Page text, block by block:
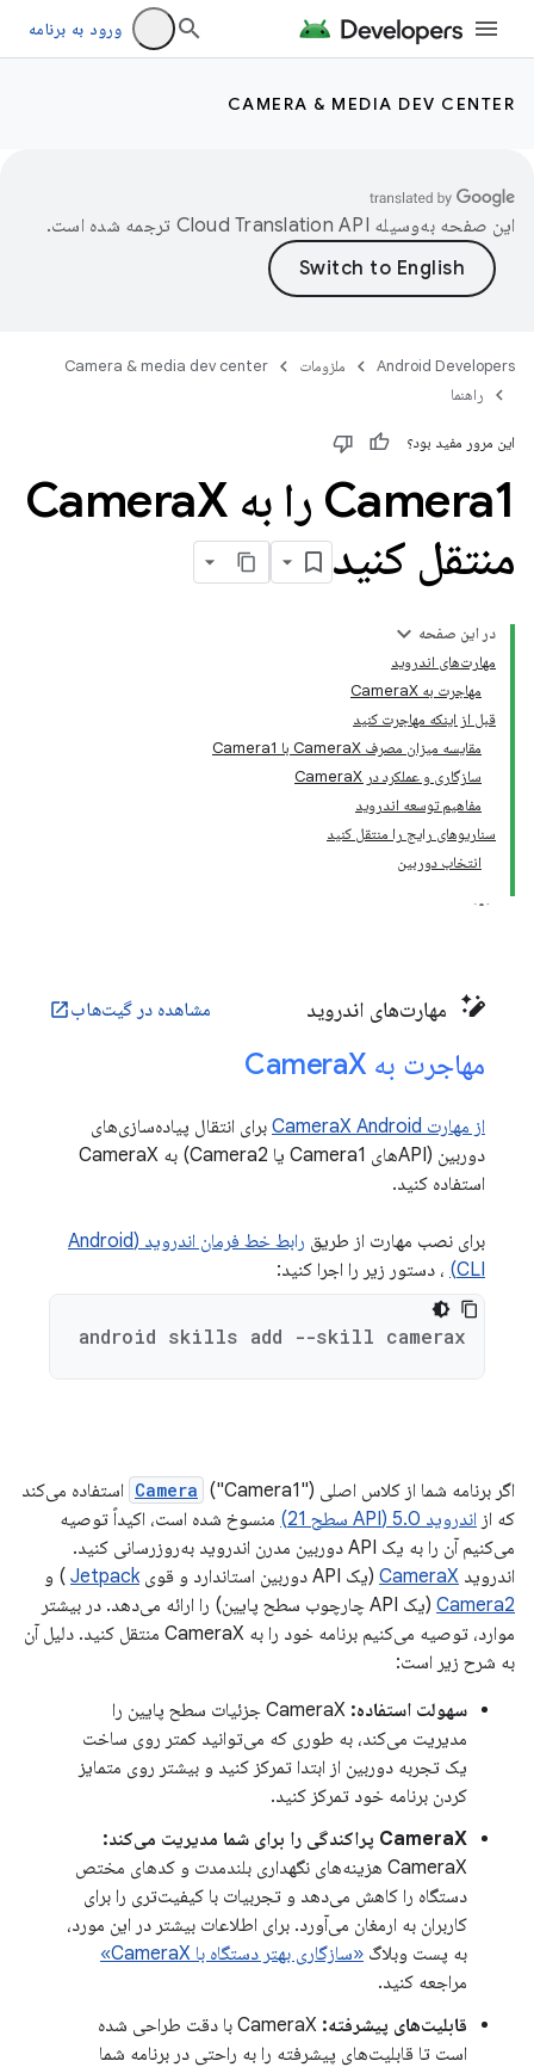
ورود به برنامه
CAMERA & MEDIA DEV CENTER
این صفحه به‌وسیله ترجمه شده است.
Android Developers ملزومات
Camera & media dev center
راهنما
این مرور مفید بود؟
Camera1 را به Camera
X
منتقل کنید
در این صفحه
مهارت‌های اندروید
مهاجرت به CameraX
قبل از اینکه مهاجرت کنید
مقایسه میزان مصرف CameraX با Camera1
سازگاری و عملکرد در CameraX
مفاهیم توسعه اندروید
سناریوهای رایج را منتقل کنید
انتخاب دوربین
مهارت‌های اندروید مشاهده در گیت‌هابopen_in_new
مهاجرت به Camera X
از مهارت CameraX Android
برای انتقال پیاده‌سازی‌های
دوربین (APIهای Camera1 یا Camera2) به CameraX
استفاده کنید.
برای نصب مهارت از طریق
رابط خط فرمان اندروید (Android
CLI) ، دستور زیر را اجرا کنید:
android skills add --skill camerax
اگر برنامه شما از کلاس اصلی Camera ("Camera1") استفاده می‌کند
که از اندروید 5.0 (API سطح 21)
منسوخ شده است، اکیداً توصیه
می‌کنیم آن را به یک API دوربین مدرن اندروید به‌روزرسانی کنید.
اندروید CameraX (یک API دوربین استاندارد و قوی Jetpack ) و
Camera2
(یک API چارچوب سطح پایین) را ارائه می‌دهد. در بیشتر
موارد، توصیه می‌کنیم برنامه خود را به CameraX منتقل کنید. دلیل آن
به شرح زیر است:
سهولت استفاده:
CameraX جزئیات سطح پایین را
مدیریت می‌کند، به طوری که می‌توانید کمتر روی ساخت
یک تجربه دوربین از ابتدا تمرکز کنید و بیشتر روی متمایز
کردن برنامه خود تمرکز کنید.
CameraX پراکندگی را برای شما مدیریت می‌کند:
CameraX هزینه‌های نگهداری بلندمدت و کدهای مختص
دستگاه را کاهش می‌دهد و تجربیات با کیفیت‌تری را برای
کاربران به ارمغان می‌آورد. برای اطلاعات بیشتر در این مورد،
به پست وبلاگ «سازگاری بهتر دستگاه با CameraX»
مراجعه کنید.
قابلیت‌های پیشرفته:
CameraX با دقت طراحی شده
است تا قابلیت‌های پیشرفته را به راحتی در برنامه شما